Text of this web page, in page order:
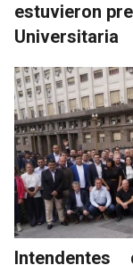
estuvieron
Universitaria